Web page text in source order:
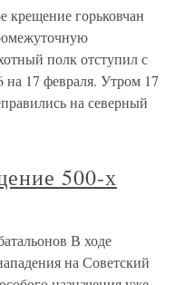
крещение горьковчан
полк отступил с
17 февраля. Утром 17
на северный
500-х
В ходе
на Советский